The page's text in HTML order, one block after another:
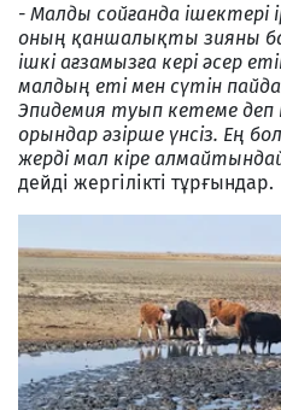
- Малды сойғанда
оның қаншалықты зияны
ішкі ағзамызға кері әсер
малдың еті мен сүтін
Эпидемия туып кетеме
орындар әзірше үнсіз. Ең
жерді мал кіре
дейді жергілікті тұрғындар.